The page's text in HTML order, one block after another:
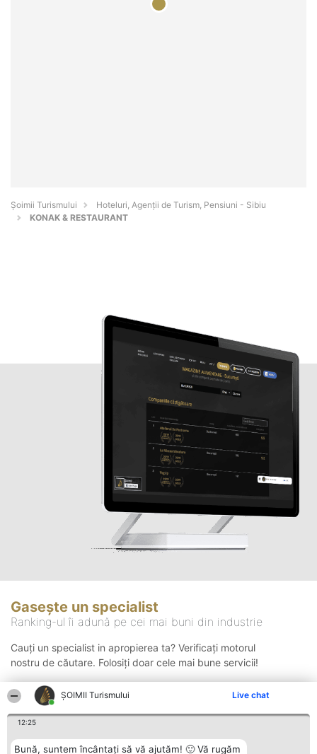
ȘOIMII Turismului Live chat
12:25
Bună, suntem încântați să vă ajutăm! 🙂 Vă rugăm
Șoimii Turismului
Hoteluri, Agenții de Turism, Pensiuni - Sibiu
KONAK & RESTAURANT
Gasește un specialist
Ranking-ul îi adună pe cei mai buni din industrie
Cauți un specialist in apropierea ta? Verificați motorul
nostru de căutare. Folosiți doar cele mai bune servicii!